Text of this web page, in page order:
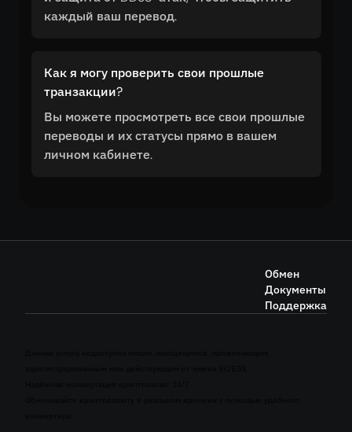
каждый ваш перевод.
Как я могу проверить свои прошлые
транзакции?
Вы можете просмотреть все свои прошлые
переводы и их статусы прямо в вашем
личном кабинете.
Обмен
Документы
Поддержка